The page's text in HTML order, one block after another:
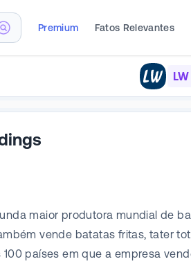
Premium Fatos Relevantes
LW
maior produtora mundial de
vende batatas fritas, tater
países em que a empresa